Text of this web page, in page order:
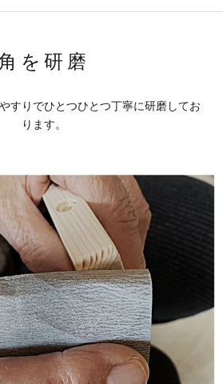
を研磨
すりでひとつひとつ丁寧に研磨してお
ります。